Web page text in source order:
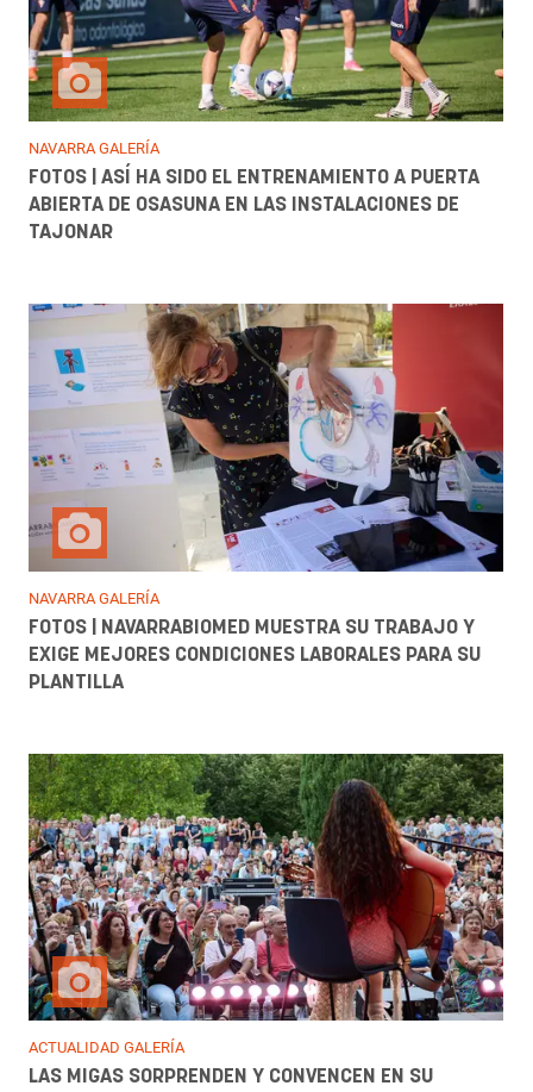
NAVARRA GALERÍA
FOTOS | ASÍ HA SIDO EL ENTRENAMIENTO A PUERTA
ABIERTA DE OSASUNA EN LAS INSTALACIONES DE
TAJONAR
NAVARRA GALERÍA
FOTOS | NAVARRABIOMED MUESTRA SU TRABAJO Y
EXIGE MEJORES CONDICIONES LABORALES PARA SU
PLANTILLA
ACTUALIDAD GALERÍA
LAS MIGAS SORPRENDEN Y CONVENCEN EN SU